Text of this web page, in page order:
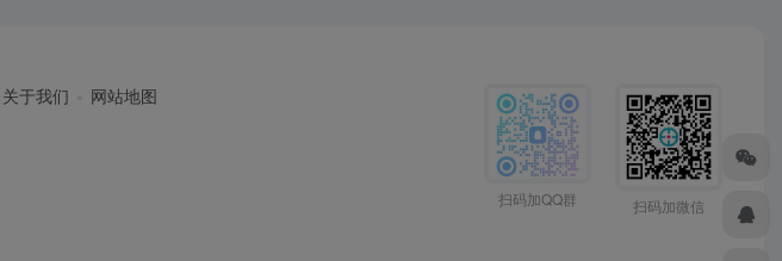
关于我们 网站地图
扫码加QQ群 扫码加微信